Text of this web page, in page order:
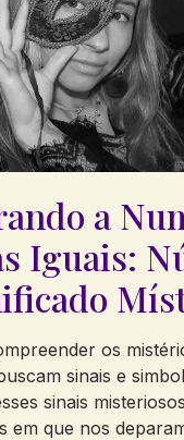
a
Iguais:
os
sinais e
sinais
em que nos